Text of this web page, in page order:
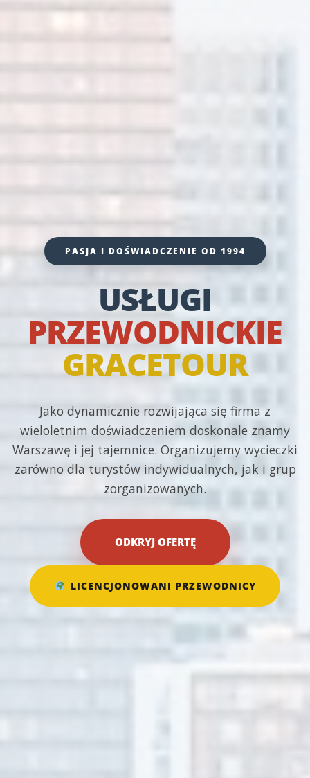
PASJA I DOŚWIADCZENIE OD 1994
USŁUGI
PRZEWODNICKIE
GRACETOUR
Jako dynamicznie rozwijająca się firma z
wieloletnim doświadczeniem doskonale znamy
Warszawę i jej tajemnice. Organizujemy wycieczki
zarówno dla turystów indywidualnych, jak i grup
zorganizowanych.
ODKRYJ OFERTĘ
LICENCJONOWANI PRZEWODNICY